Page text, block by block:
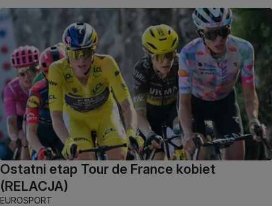
Ostatni etap Tour de France kobiet
(RELACJA)
EUROSPORT